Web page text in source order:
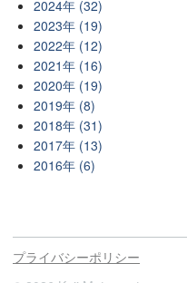
2024年 (32)
2023年 (19)
2022年 (12)
2021年 (16)
2020年 (19)
2019年 (8)
2018年 (31)
2017年 (13)
2016年 (6)
プライバシーポリシー